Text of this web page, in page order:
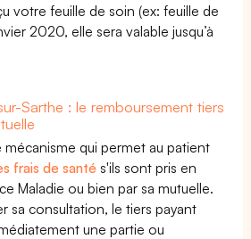
votre feuille de soin (ex: feuille de
2020, elle sera valable jusqu’à
Sarthe : le remboursement tiers
mécanisme qui permet au patient
frais de santé s'ils sont pris en
Maladie ou bien par sa mutuelle.
sa consultation, le tiers payant
une partie ou